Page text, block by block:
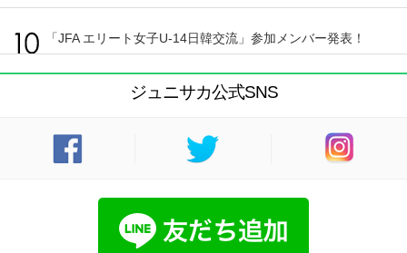
「JFA エリート女子U-14日韓交流」参加メンバー発表！
ジュニサカ公式SNS